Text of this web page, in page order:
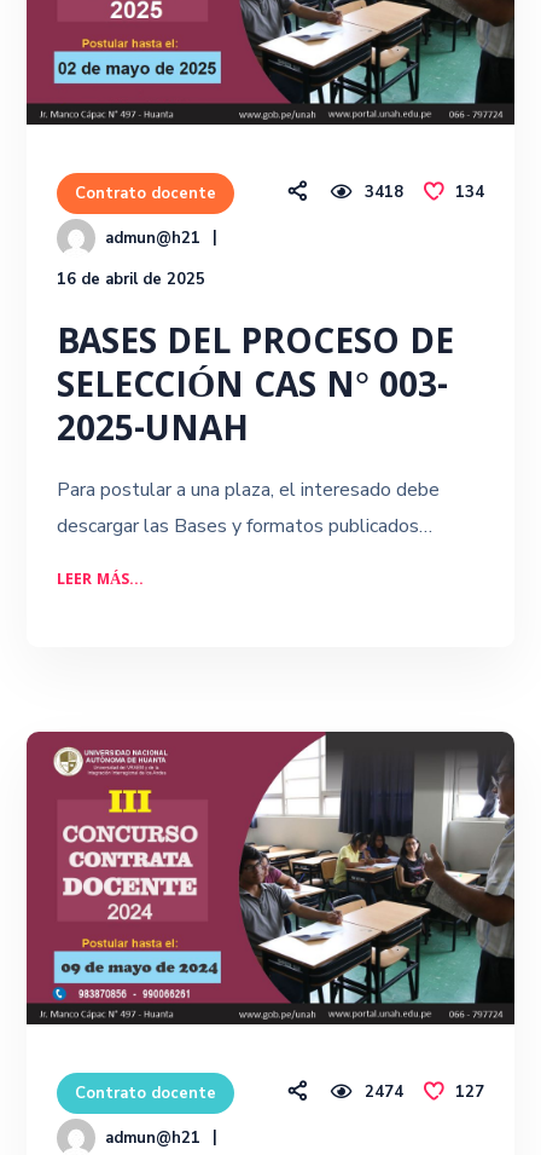
Contrato docente
admun@h21
16 de abril de 2025
3418 134
BASES DEL PROCESO DE
SELECCIÓN CAS N° 003-
2025-UNAH
Para postular a una plaza, el interesado debe
descargar las Bases y formatos publicados…
LEER MÁS...
Contrato docente
admun@h21
2474 127